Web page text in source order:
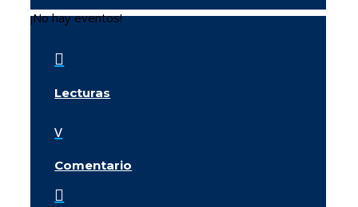
¡No hay eventos!

Lecturas
v
Comentario
